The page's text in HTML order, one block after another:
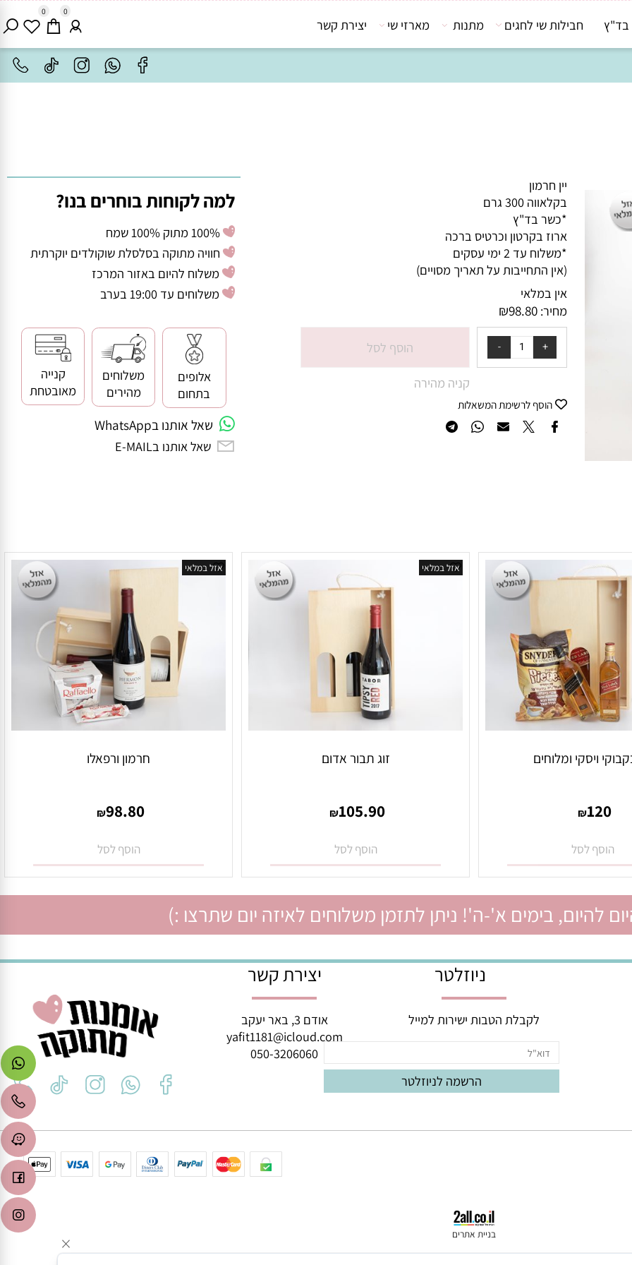
0 0
חבילות שי לחגים מתנות מארזי שי יצירת קשר
יין חרמון
בקלאווה 300 גרם
*כשר בד"ץ
ארוז בקרטון וכרטיס ברכה
*משלוח עד 2 ימי עסקים
(אין התחייבות על תאריך מסויים)
אין במלאי
מחיר:
₪98.80
קניה מהירה
הוסף לרשימת המשאלות
למה לקוחות בוחרים בנו?
100% מתוק 100% שמח
חוויה מתוקה בסלסלת שוקולדים יוקרתית
משלוח להיום באזור המרכז
אלופים
בתחום
משלוחים
מהירים
קנייה
מאובטחת
שאל אותנו בWhatsApp
₪120
₪105.90
₪98.80
בימים א'-ה'! ניתן לתזמן משלוחים לאיזה יום שתרצו :)
ניוזלטר
לקבלת הטבות ישירות למייל
יצירת קשר
אודם 3, באר יעקב
050-3206060